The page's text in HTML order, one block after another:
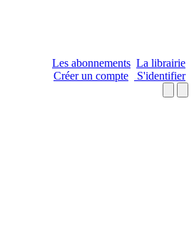
Les abonnements La librairie
Créer un compte
S'identifier